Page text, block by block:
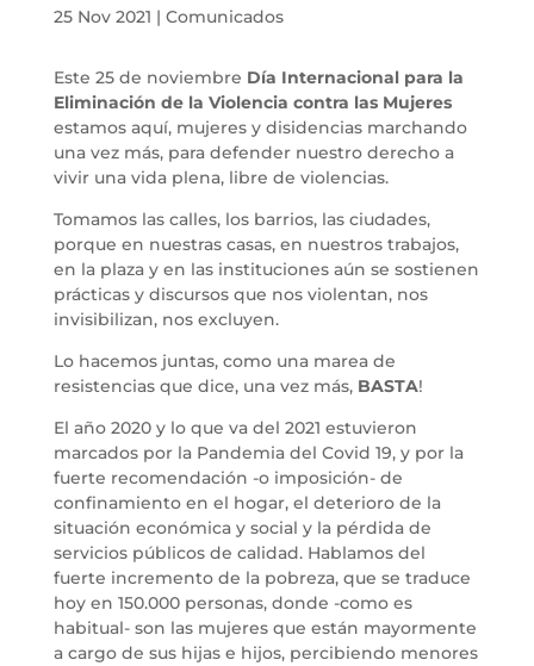
25 Nov 2021 | Comunicados
Este 25 de noviembre Día Internacional para la
Eliminación de la Violencia contra las Mujeres
estamos aquí, mujeres y disidencias marchando
una vez más, para defender nuestro derecho a
vivir una vida plena, libre de violencias.
Tomamos las calles, los barrios, las ciudades,
porque en nuestras casas, en nuestros trabajos,
en la plaza y en las instituciones aún se sostienen
prácticas y discursos que nos violentan, nos
invisibilizan, nos excluyen.
Lo hacemos juntas, como una marea de
resistencias que dice, una vez más, BASTA!
El año 2020 y lo que va del 2021 estuvieron
marcados por la Pandemia del Covid 19, y por la
fuerte recomendación -o imposición- de
confinamiento en el hogar, el deterioro de la
situación económica y social y la pérdida de
servicios públicos de calidad. Hablamos del
fuerte incremento de la pobreza, que se traduce
hoy en 150.000 personas, donde -como es
habitual- son las mujeres que están mayormente
a cargo de sus hijas e hijos, percibiendo menores